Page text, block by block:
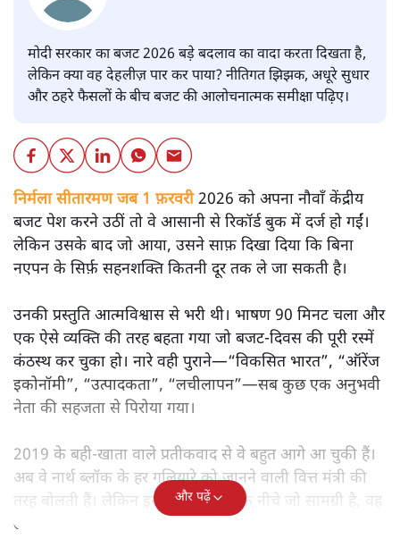
मोदी सरकार का बजट 2026 बड़े बदलाव का वादा करता दिखता है,
लेकिन क्या वह देहलीज़ पार कर पाया? नीतिगत झिझक, अधूरे सुधार
और ठहरे फैसलों के बीच बजट की आलोचनात्मक समीक्षा पढ़िए।
निर्मला सीतारमण जब 1 फ़रवरी2026 को अपना नौवाँ केंद्रीय
बजट पेश करने उठीं तो वे आसानी से रिकॉर्ड बुक में दर्ज हो गईं।
लेकिन उसके बाद जो आया, उसने साफ़ दिखा दिया कि बिना
नएपन के सिर्फ़ सहनशक्ति कितनी दूर तक ले जा सकती है।
उनकी प्रस्तुति आत्मविश्वास से भरी थी। भाषण 90 मिनट चला और
एक ऐसे व्यक्ति की तरह बहता गया जो बजट‑दिवस की पूरी रस्में
कंठस्थ कर चुका हो। नारे वही पुराने—“विकसित भारत”, “ऑरेंज
इकोनॉमी”, “उत्पादकता”, “लचीलापन”—सब कुछ एक अनुभवी
नेता की सहजता से पिरोया गया।
2019 के बही‑खाता वाले प्रतीकवाद से वे बहुत आगे आ चुकी हैं।
अब वे नार्थ ब्लॉक के हर गलियारे को जानने वाली वित्त मंत्री की
तरह बोलती हैं। लेकिन इस आत्मविश्वास के नीचे जो सामग्री है, वह
उतनी ही अनुमानित और दोहराव भरी।
और पढ़ें